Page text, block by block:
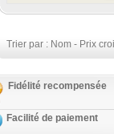
Trier par : Nom- Prix
Fidélité recompensée
Facilité de paiement